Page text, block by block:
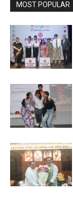
MOST POPULAR